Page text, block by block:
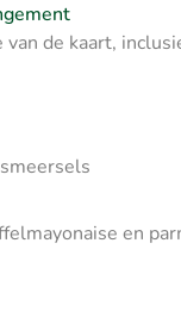
de kaart,
en